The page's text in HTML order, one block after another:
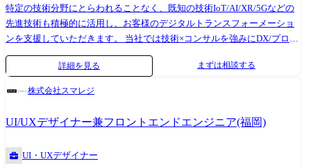
schema の型を自動生成して、フロントエンド側で利用。 リリース後はス
クラムで細かくリリースしながら機能追加を実施しています。 テストに
ついては unit test の他に ローコードのテストツールなどを利用して自動
化を実施しています。 ◎開発環境:TypeScript,Vue.js,Nuxt.js,GraphQL ◎対
応フェーズ:要件定義、基本・詳細設計、開発、テスト 某事業会社 事業
サービスを跨いだシステムのリプレイス案件 新システムはAdministrator
タ通信を行っています。 メインのシステム開発以外でも、案件の各フェ
ル管理」などの業務を実施しています。 ◎開発環境:公開側:React,管理
側:Vue.js,BFF:Node.js ◎対応フェーズ:要件定義、基本・詳細設計、開
ン開発だけでなくモバイルアプリ、インフラ構築、UIUX開発、業務シス
テム開発など幅広く対応でき、世の中からニーズが高いサービス開発に
携わることが可能です。 3,時代に求められるニーズに合わせて自社内で
スキルチェンジができる 当社では多様なIT技術(Cloud/UI・
UX/WEB/Mobile/業務システム)と先進技術(IoT/AI/XR/5G等)のエンジニア
が所属しており、ニーズに合わせた技術分野での開発経験を積むこと
ェンジすることが可能です。 当社ではある分野で優秀なスキルを持つメ
ンバーは他分野でも成果を出すという考え方があり、スキルチェンジの
実績も多数あります。 プロジェクト例 大手ゼネコン向け WEB3Dを用い
たデジタルツイン推進 大手ゼネコンの建物の企画・設計から施工、竣工
特定の技術分野にとらわれることなく、既知の技術IoT/AI/XR/5Gなどの
先進技術も積極的に活用し、お客様のデジタルトランスフォーメーショ
ンを支援していただきます。 当社では技術×コンサルを強みにDX/プロダ
クト・サービス開発/SaaS開発案件を、直接大手企業やスタートアップ系
企業から多くご相談いただいており、顧客・市場に寄り添いつつも社員
にとってやりがいのある案件に多く携わっております。 当社のフロント
ダクト開発に携わることができる 国産で有名なMA(Marketing
Automation)のSaaSサービス、CRM(Customer Relationship Management)製
品、レストラン予約管理Saaスサービスなど、世の中でニーズの高いプロ
ダクト開発に関して主要なポジションを当社で対応しており、製品開発
詳細を見る まずは相談する
株式会社スマレジ
UI/UXデザイナー兼フロントエンドエンジニア(福岡)
UI・UXデザイナー